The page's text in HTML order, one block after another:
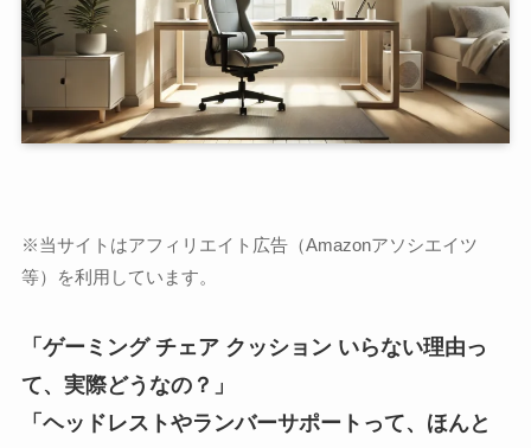
※当サイトはアフィリエイト広告（Amazonアソシエイツ
等）を利用しています。
「ゲーミング チェア クッション いらない理由っ
て、実際どうなの？」
「ヘッドレストやランバーサポートって、ほんと